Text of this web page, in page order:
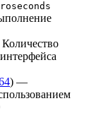
) —